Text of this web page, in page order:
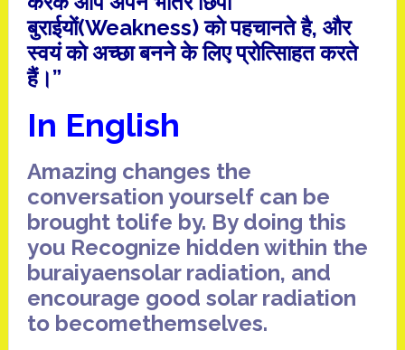
बुराईयाें(Weakness) काे पहचानते है, और
स्वयं काे अच्छा बनने के लिए प्रोत्सािहत करते
हैं।”
In English
Amazing changes the
conversation yourself can be
brought tolife by. By doing this
you Recognize hidden within the
buraiyaensolar radiation, and
encourage good solar radiation
to becomethemselves.